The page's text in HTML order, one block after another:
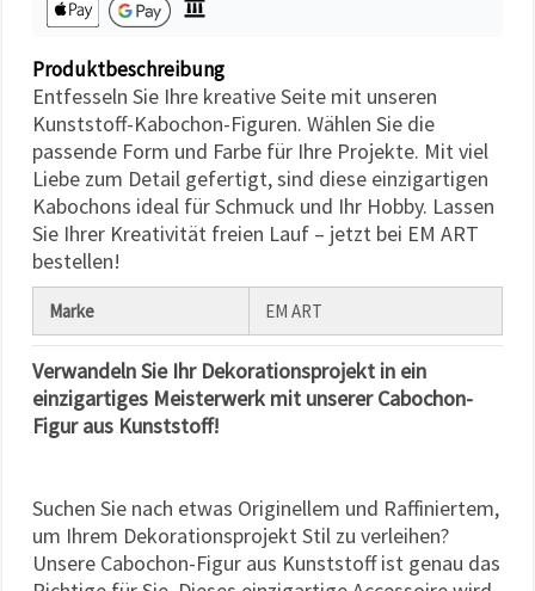
akzeptieren
Cookie-
Einstellungen
Produktbeschreibung
Entfesseln Sie Ihre kreative Seite mit unseren
Kunststoff-Kabochon-Figuren. Wählen Sie die
passende Form und Farbe für Ihre Projekte. Mit viel
Liebe zum Detail gefertigt, sind diese einzigartigen
Kabochons ideal für Schmuck und Ihr Hobby. Lassen
Sie Ihrer Kreativität freien Lauf – jetzt bei EM ART
bestellen!
Marke EM ART
Verwandeln Sie Ihr Dekorationsprojekt in ein
einzigartiges Meisterwerk mit unserer Cabochon-
Figur aus Kunststoff!
Suchen Sie nach etwas Originellem und Raffiniertem,
um Ihrem Dekorationsprojekt Stil zu verleihen?
Unsere Cabochon-Figur aus Kunststoff ist genau das